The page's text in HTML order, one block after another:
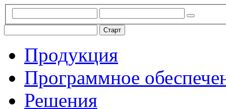
Продукция
Программное
Решения